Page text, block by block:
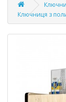
Ключниця з